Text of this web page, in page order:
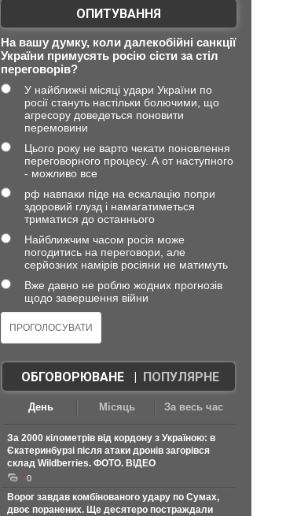
ОПИТУВАННЯ
На вашу думку, коли далекобійні санкції
України примусять росію сісти за стіл
переговорів?
У найближчі місяці удари України по
росії стануть настільки болючими, що
агресору доведеться поновити
перемовини
Цього року не варто чекати поновлення
переговорного процесу. А от наступного
- можливо все
рф навпаки піде на ескалацію попри
здоровий глузд і намагатиметься
триматися до останнього
Найближчим часом росія може
погодитись на переговори, але
серйозних намірів росіяни не матимуть
Вже давно не роблю жодних прогнозів
щодо завершення війни
ОБГОВОРЮВАНЕ| ПОПУЛЯРНЕ
День Місяць За весь час
За 2000 кілометрів від кордону з Україною: в
Єкатеринбурзі після атаки дронів загорівся
склад Wildberries. ФОТО. ВІДЕО
0
Ворог завдав комбінованого удару по Сумах,
двоє поранених. Ще десятеро постраждали